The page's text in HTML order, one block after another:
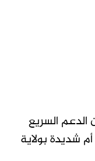
السريع
شديدة بولاية